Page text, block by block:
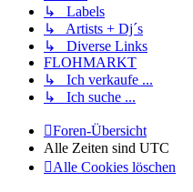
↳ Labels
↳ Artists + Dj´s
↳ Diverse Links
FLOHMARKT
↳ Ich verkaufe ...
↳ Ich suche ...
Foren-Übersicht
Alle Zeiten sind UTC
Alle Cookies löschen